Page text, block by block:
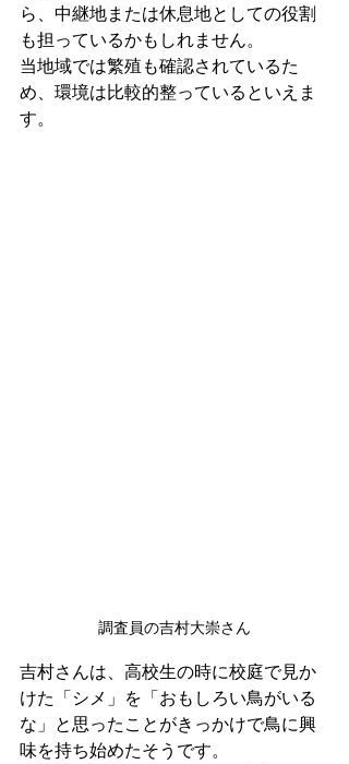
ら、中継地または休息地としての役割
も担っているかもしれません。
当地域では繁殖も確認されているた
め、環境は比較的整っているといえま
す。
調査員の吉村大崇さん
吉村さんは、高校生の時に校庭で見か
けた「シメ」を「おもしろい鳥がいる
な」と思ったことがきっかけで鳥に興
味を持ち始めたそうです。